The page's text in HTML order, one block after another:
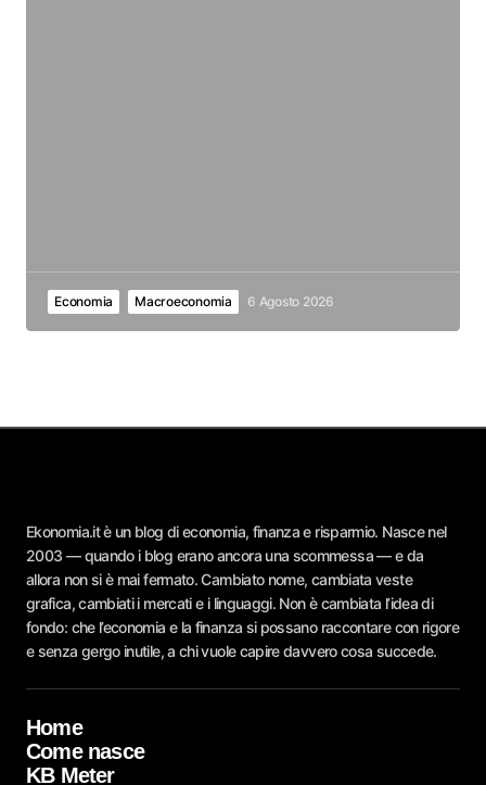
Economia Macroeconomia 6 Agosto 2026
Ekonomia.it è un blog di economia, finanza e risparmio. Nasce nel
2003 — quando i blog erano ancora una scommessa — e da
allora non si è mai fermato. Cambiato nome, cambiata veste
grafica, cambiati i mercati e i linguaggi. Non è cambiata l’idea di
fondo: che l’economia e la finanza si possano raccontare con rigore
e senza gergo inutile, a chi vuole capire davvero cosa succede.
Home
Come nasce
KB Meter